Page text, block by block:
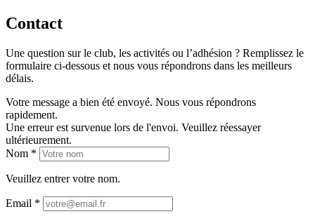
Contact
Une question sur le club, les activités ou l’adhésion ? Remplissez le
formulaire ci-dessous et nous vous répondrons dans les meilleurs
délais.
Votre message a bien été envoyé. Nous vous répondrons
rapidement.
Une erreur est survenue lors de l'envoi. Veuillez réessayer
ultérieurement.
Nom *
Veuillez entrer votre nom.
Email *